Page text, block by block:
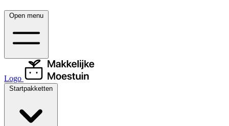
Open menu
Logo
Startpakketten